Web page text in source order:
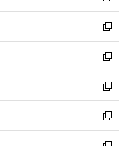
開
く
ン
ド
ウ
で
開
く
ウ
ィ
ン
ド
ウ
で
開
く
し
い
ウ
ィ
ン
ド
ウ
で
開
新
し
い
ウ
ィ
ン
ド
ウ
新
し
い
ウ
ィ
ン
新
し
い
ウ
新
し